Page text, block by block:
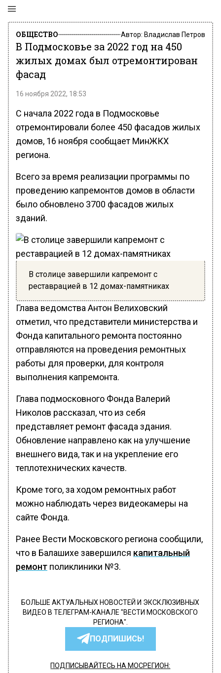
ОБЩЕСТВО Автор: Владислав Петров
В Подмосковье за 2022 год на 450
жилых домах был отремонтирован
фасад
16 ноября 2022, 18:53
С начала 2022 года в Подмосковье
отремонтировали более 450 фасадов жилых
домов, 16 ноября сообщает МинЖКХ
региона.
Всего за время реализации программы по
проведению капремонтов домов в области
было обновлено 3700 фасадов жилых
зданий.
В столице завершили капремонт с
реставрацией в 12 домах-памятниках
Глава ведомства Антон Велиховский
отметил, что представители министерства и
Фонда капитального ремонта постоянно
отправляются на проведения ремонтных
работы для проверки, для контроля
выполнения капремонта.
Глава подмосковного Фонда Валерий
Николов рассказал, что из себя
представляет ремонт фасада здания.
Обновление направлено как на улучшение
внешнего вида, так и на укрепление его
теплотехнических качеств.
Кроме того, за ходом ремонтных работ
можно наблюдать через видеокамеры на
сайте Фонда.
Ранее Вести Московского региона сообщили,
что в Балашихе завершился капитальный
ремонт поликлиники №3.
БОЛЬШЕ АКТУАЛЬНЫХ НОВОСТЕЙ И ЭКСКЛЮЗИВНЫХ
ВИДЕО В ТЕЛЕГРАМ-КАНАЛЕ "ВЕСТИ МОСКОВСКОГО
РЕГИОНА".
ПОДПИШИСЬ!
ПОДПИСЫВАЙТЕСЬ НА МОСРЕГИОН: